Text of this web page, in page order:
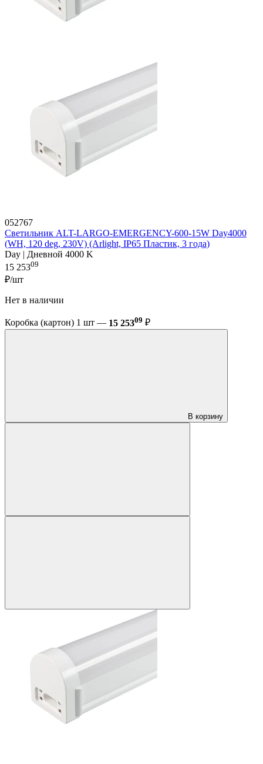
052767
Светильник ALT-LARGO-EMERGENCY-600-15W Day4000
(WH, 120 deg, 230V) (Arlight, IP65 Пластик, 3 года)
Day | Дневной 4000 K
15 25309
₽/шт
Нет в наличии
Коробка (картон) 1 шт — 15 25309 ₽
В корзину